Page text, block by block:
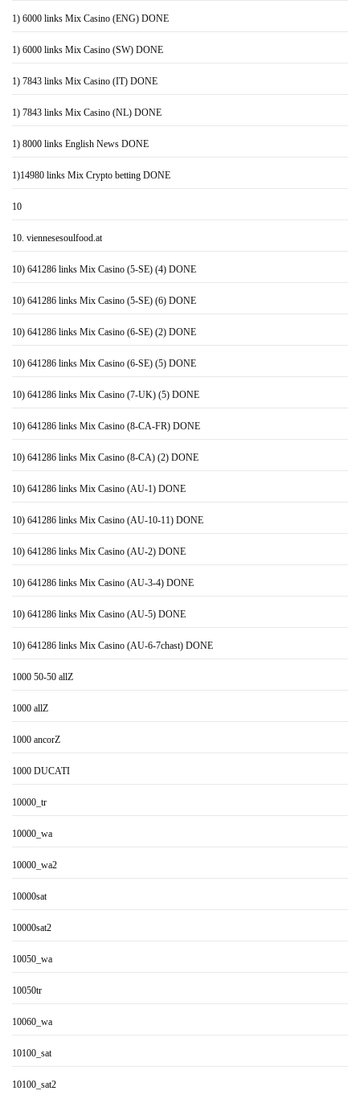
1) 6000 links Mix Casino (ENG) DONE
1) 6000 links Mix Casino (SW) DONE
1) 7843 links Mix Casino (IT) DONE
1) 7843 links Mix Casino (NL) DONE
1) 8000 links English News DONE
1)14980 links Mix Crypto betting DONE
10
10. viennesesoulfood.at
10) 641286 links Mix Casino (5-SE) (4) DONE
10) 641286 links Mix Casino (5-SE) (6) DONE
10) 641286 links Mix Casino (6-SE) (2) DONE
10) 641286 links Mix Casino (6-SE) (5) DONE
10) 641286 links Mix Casino (7-UK) (5) DONE
10) 641286 links Mix Casino (8-CA-FR) DONE
10) 641286 links Mix Casino (8-CA) (2) DONE
10) 641286 links Mix Casino (AU-1) DONE
10) 641286 links Mix Casino (AU-10-11) DONE
10) 641286 links Mix Casino (AU-2) DONE
10) 641286 links Mix Casino (AU-3-4) DONE
10) 641286 links Mix Casino (AU-5) DONE
10) 641286 links Mix Casino (AU-6-7chast) DONE
1000 50-50 allZ
1000 allZ
1000 ancorZ
1000 DUCATI
10000_tr
10000_wa
10000_wa2
10000sat
10000sat2
10050_wa
10050tr
10060_wa
10100_sat
10100_sat2